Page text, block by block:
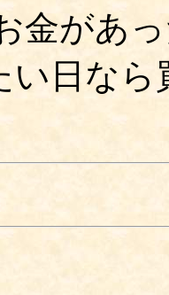
金があ
い日な